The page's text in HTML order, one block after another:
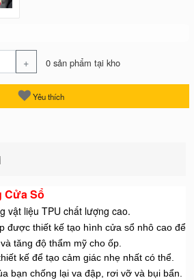
+ 0 sản phẩm tại kho
Yêu thích
Cửa Sổ
vật liệu TPU chất lượng cao.
được thiết kế tạo hình cửa sổ nhô cao để
tăng độ thẩm mỹ cho ốp.
kế để tạo cảm giác nhẹ nhất có thể.
bạn chống lại va đập, rơi vỡ và bụi bẩn.